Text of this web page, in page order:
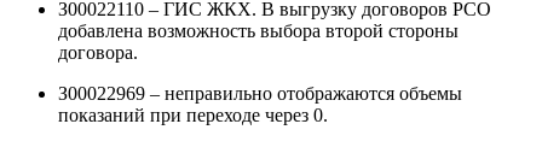
З00022110 – ГИС ЖКХ. В выгрузку договоров РСО
добавлена возможность выбора второй стороны
договора.
З00022969 – неправильно отображаются объемы
показаний при переходе через 0.